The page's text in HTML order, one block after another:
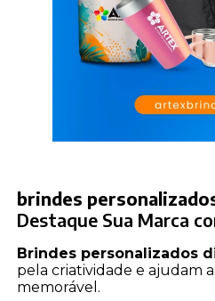
brindes
Destaque Sua Marca
Brindes personalizados
pela criatividade e ajudam
memorável.